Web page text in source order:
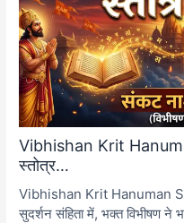
Vibhishan Krit
स्तोत्र…
Vibhishan Krit Hanuman
सुदर्शन संहिता में, भक्त विभीषण ने